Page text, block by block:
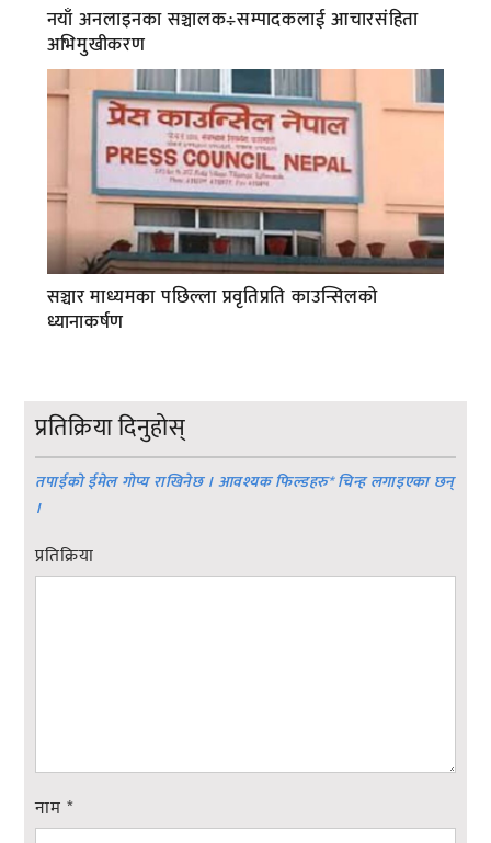
नयाँ अनलाइनका सञ्चालक÷सम्पादकलाई आचारसंहिता
अभिमुखीकरण
सञ्चार माध्यमका पछिल्ला प्रवृतिप्रति काउन्सिलको
ध्यानाकर्षण
प्रतिक्रिया दिनुहोस्
तपाईको ईमेल गोप्य राखिनेछ । आवश्यक फिल्डहरु*चिन्ह लगाइएका छन्
।
प्रतिक्रिया
नाम *